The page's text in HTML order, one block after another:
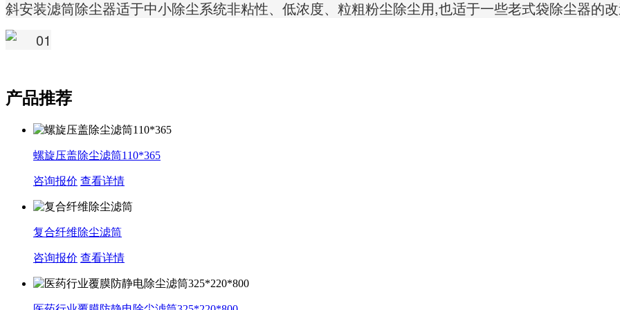
斜安装滤筒除尘器适于中小除尘系统非粘性、低浓度、粒粗粉尘除尘用,也适于一些老式袋除尘器的
产品推荐
螺旋压盖除尘滤筒110*365
咨询报价 查看详情
复合纤维除尘滤筒
咨询报价 查看详情